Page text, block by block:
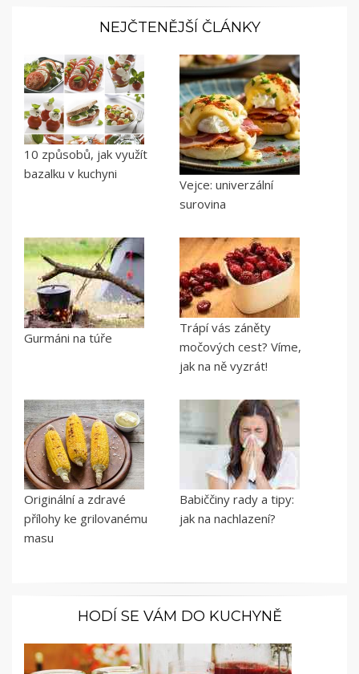
NEJČTENĚJŠÍ ČLÁNKY
10 způsobů, jak využít
bazalku v kuchyni
Vejce: univerzální
surovina
Gurmáni na túře
Trápí vás záněty
močových cest? Víme,
jak na ně vyzrát!
Originální a zdravé
přílohy ke grilovanému
masu
Babiččiny rady a tipy:
jak na nachlazení?
HODÍ SE VÁM DO KUCHYNĚ